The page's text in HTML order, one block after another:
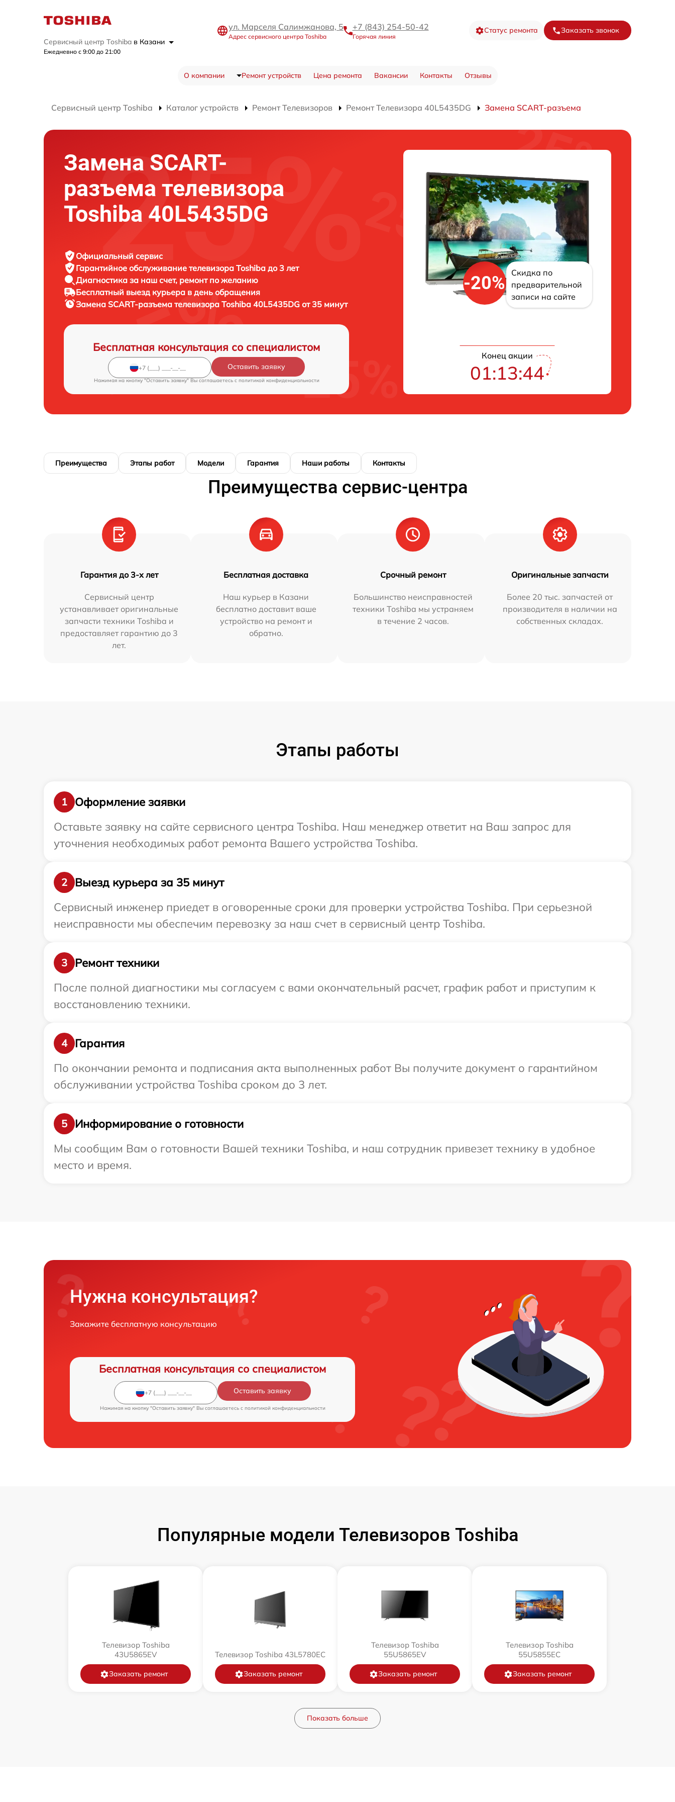
Сервисный центр Toshiba в Казани
Ежедневно с 9:00 до 21:00
ул. Марселя Салимжанова, 5
Адрес сервисного центра Toshiba
+7 (843) 254-50-42
Горячая линия
Статус ремонта Заказать звонок
О компании Ремонт устройств Цена ремонта Вакансии Контакты Отзывы
Сервисный центр Toshiba Каталог устройств Ремонт Телевизоров Ремонт Телевизора 40L5435DG Замена SCART-разъема
Замена SCART-
разъема телевизора
Toshiba 40L5435DG
Официальный сервис
Гарантийное обслуживание телевизора Toshiba до 3 лет
Диагностика за наш счет, ремонт по желанию
Бесплатный выезд курьера в день обращения
Замена SCART-разъема телевизора Toshiba 40L5435DG от 35 минут
Бесплатная консультация со специалистом
Оставить заявку
Нажимая на кнопку "Оставить заявку" Вы соглашаетесь c политикой конфиденциальности
-20%
Скидка по
предварительной
записи на сайте
Конец акции
01:13:43
Преимущества Этапы работ Модели Гарантия Наши работы Контакты
Преимущества сервис-центра
Гарантия до 3-х лет
Сервисный центр
устанавливает оригинальные
запчасти техники Toshiba и
предоставляет гарантию до 3
лет.
Бесплатная доставка
Наш курьер в Казани
бесплатно доставит ваше
устройство на ремонт и
обратно.
Срочный ремонт
Большинство неисправностей
техники Toshiba мы устраняем
в течение 2 часов.
Оригинальные запчасти
Более 20 тыс. запчастей от
производителя в наличии на
собственных складах.
Этапы работы
1
Оформление заявки
Оставьте заявку на сайте сервисного центра Toshiba. Наш менеджер ответит на Ваш запрос для
уточнения необходимых работ ремонта Вашего устройства Toshiba.
2
Выезд курьера за 35 минут
Сервисный инженер приедет в оговоренные сроки для проверки устройства Toshiba. При серьезной
неисправности мы обеспечим перевозку за наш счет в сервисный центр Toshiba.
3
Ремонт техники
После полной диагностики мы согласуем с вами окончательный расчет, график работ и приступим к
восстановлению техники.
4
Гарантия
По окончании ремонта и подписания акта выполненных работ Вы получите документ о гарантийном
обслуживании устройства Toshiba сроком до 3 лет.
5
Информирование о готовности
Мы сообщим Вам о готовности Вашей техники Toshiba, и наш сотрудник привезет технику в удобное
место и время.
Нужна консультация?
Закажите бесплатную консультацию
Бесплатная консультация со специалистом
Оставить заявку
Нажимая на кнопку "Оставить заявку" Вы соглашаетесь c политикой конфиденциальности
Популярные модели Телевизоров Toshiba
Телевизор Toshiba
43U5865EV
Заказать ремонт
Телевизор Toshiba 43L5780EC
Заказать ремонт
Телевизор Toshiba
55U5865EV
Заказать ремонт
Телевизор Toshiba
55U5855EC
Заказать ремонт
Показать больше